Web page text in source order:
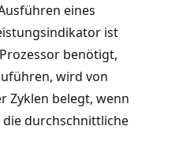
eines
ist
benötigt,
wird von
Zyklen belegt, wenn
durchschnittliche